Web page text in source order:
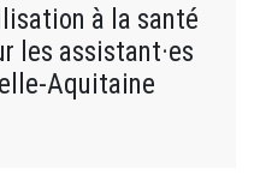
à la santé
les assistant·es
Aquitaine